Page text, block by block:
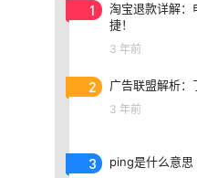
1
淘宝退款详解：
捷！
3 年前
2 广告联盟解析
3 年前
3 ping是什么意思